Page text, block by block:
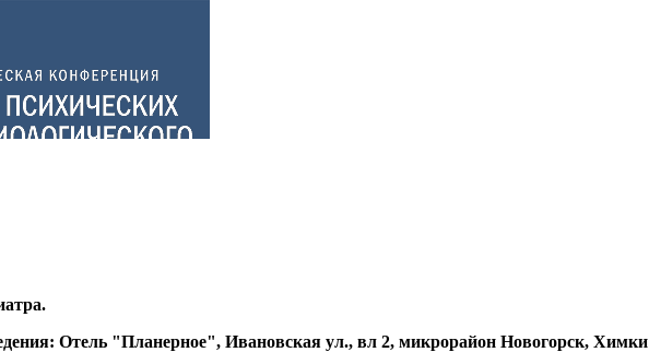
Отель "Планерное", Ивановская ул., вл 2, микрорайон Новогорск, Химки